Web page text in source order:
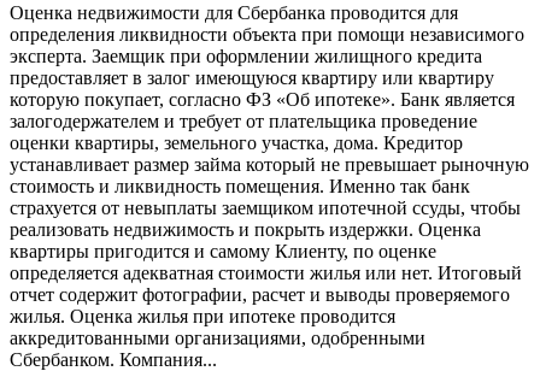
Оценка недвижимости для Сбербанка проводится для
определения ликвидности объекта при помощи независимого
эксперта. Заемщик при оформлении жилищного кредита
предоставляет в залог имеющуюся квартиру или квартиру
которую покупает, согласно ФЗ «Об ипотеке». Банк является
залогодержателем и требует от плательщика проведение
оценки квартиры, земельного участка, дома. Кредитор
устанавливает размер займа который не превышает рыночную
стоимость и ликвидность помещения. Именно так банк
страхуется от невыплаты заемщиком ипотечной ссуды, чтобы
реализовать недвижимость и покрыть издержки. Оценка
квартиры пригодится и самому Клиенту, по оценке
определяется адекватная стоимости жилья или нет. Итоговый
отчет содержит фотографии, расчет и выводы проверяемого
жилья. Оценка жилья при ипотеке проводится
аккредитованными организациями, одобренными
Сбербанком. Компания...